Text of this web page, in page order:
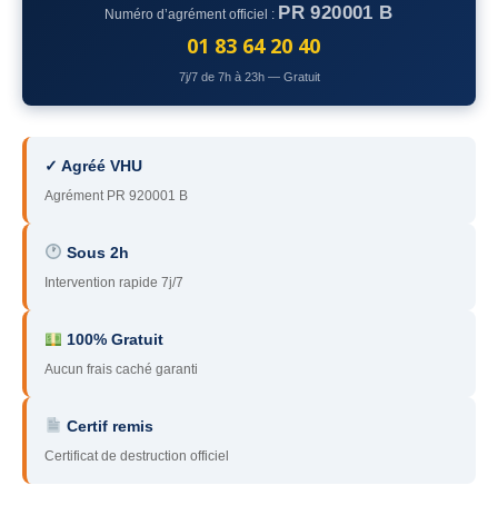
– Yvelines
– Hauts-de-Seine
93– Seine-Saint-Denis
94 – Val-de-Marne
95– Val d’Oise
91 – Essonne
– Yonne
60 – Oise
45 – Loiret
Numéro d’agrément officiel : PR 920001 B
01 83 64 20 40
7j/7 de 7h à 23h — Gratuit
✓ Agréé VHU
Agrément PR 920001 B
Sous 2h
Intervention rapide 7j/7
100% Gratuit
Aucun frais caché garanti
Certif remis
Certificat de destruction officiel